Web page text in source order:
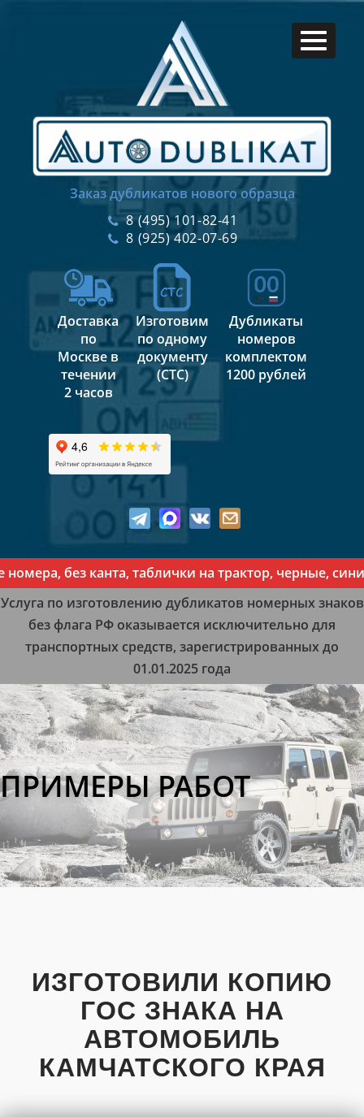
Заказ дубликатов нового образца
8 (495) 101-82-41
8 (925) 402-07-69
Доставка
по
Москве в
течении
2 часов
Изготовим
по одному
документу
(СТС)
Дубликаты
номеров
комплектом
1200 рублей
без канта, таблички на трактор, черные,
Услуга по изготовлению дубликатов номерных знаков
без флага РФ оказывается исключительно для
транспортных средств, зарегистрированных до
01.01.2025 года
ПРИМЕРЫ РАБОТ
ИЗГОТОВИЛИ КОПИЮ
ГОС ЗНАКА НА
АВТОМОБИЛЬ
КАМЧАТСКОГО КРАЯ